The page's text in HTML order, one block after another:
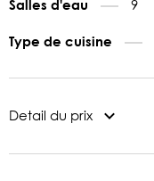
Salles d'eau 9
Type de cuisine
Detail du prix